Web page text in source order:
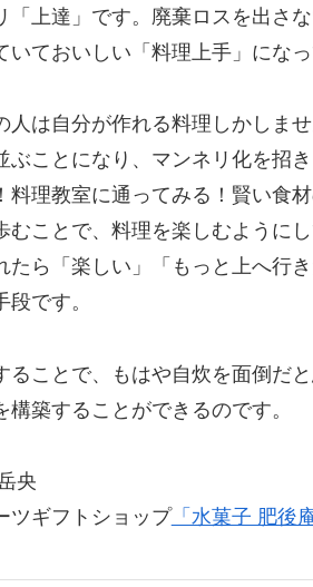
「上達」です。廃棄ロスを出さ
いておいしい「料理上手」にな
人は自分が作れる料理しかしま
ぶことになり、マンネリ化を招
料理教室に通ってみる！賢い食
むことで、料理を楽しむように
たら「楽しい」「もっと上へ行
段です。
ることで、もはや自炊を面倒だ
構築することができるのです。
央
ツギフトショップ「水菓子 肥後